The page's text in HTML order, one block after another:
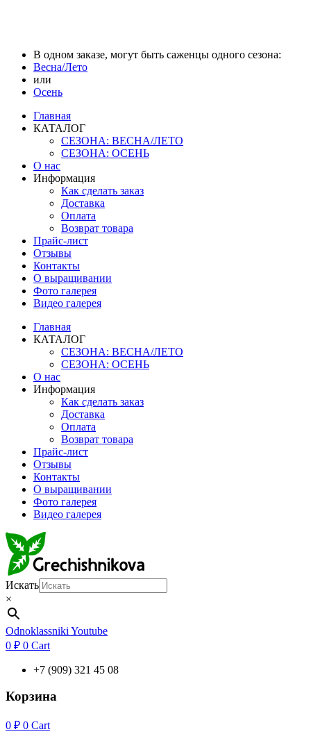
В одном заказе, могут быть саженцы одного сезона:
Весна/Лето
или
Осень
Главная
КАТАЛОГ
СЕЗОНА: ВЕСНА/ЛЕТО
СЕЗОНА: ОСЕНЬ
О нас
Информация
Как сделать заказ
Доставка
Оплата
Возврат товара
Прайс-лист
Отзывы
Контакты
О выращивании
Фото галерея
Видео галерея
Главная
КАТАЛОГ
СЕЗОНА: ВЕСНА/ЛЕТО
СЕЗОНА: ОСЕНЬ
О нас
Информация
Как сделать заказ
Доставка
Оплата
Возврат товара
Прайс-лист
Отзывы
Контакты
О выращивании
Фото галерея
Видео галерея
Искать
×
Odnoklassniki Youtube
0 ₽ 0 Cart
+7 (909) 321 45 08
Корзина
0 ₽ 0 Cart